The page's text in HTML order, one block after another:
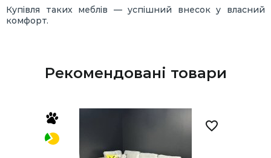
Купівля таких меблів — успішний внесок у власний
комфорт.
Рекомендовані товари